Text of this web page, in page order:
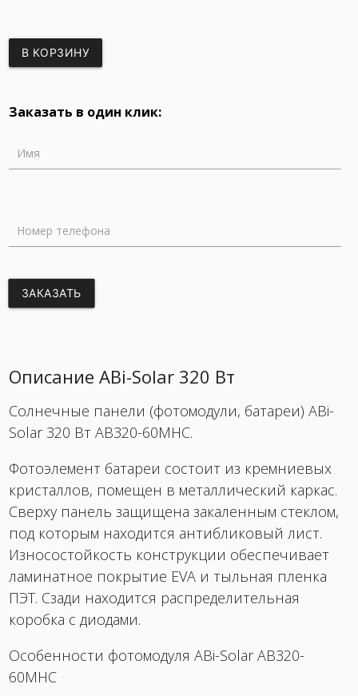
В КОРЗИНУ
Заказать в один клик:
Имя
Номер телефона
ЗАКАЗАТЬ
Описание ABi-Solar 320 Вт
Солнечные панели (фотомодули, батареи) ABi-
Solar 320 Вт AB320-60MHC​.
Фотоэлемент батареи состоит из кремниевых
кристаллов, помещен в металлический каркас.
Сверху панель защищена закаленным стеклом,
под которым находится антибликовый лист.
Износостойкость конструкции обеспечивает
ламинатное покрытие EVA и тыльная пленка
ПЭТ. Сзади находится распределительная
коробка с диодами.
Особенности фотомодуля ABi-Solar AB320-
60MHC